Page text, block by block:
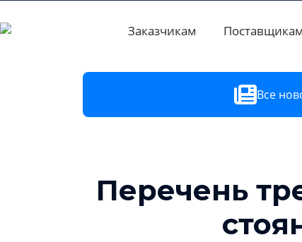
Заказчикам Поставщикам
Все
Перечень